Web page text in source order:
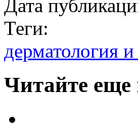
Дата
Теги:
дерматология
Читайте еще